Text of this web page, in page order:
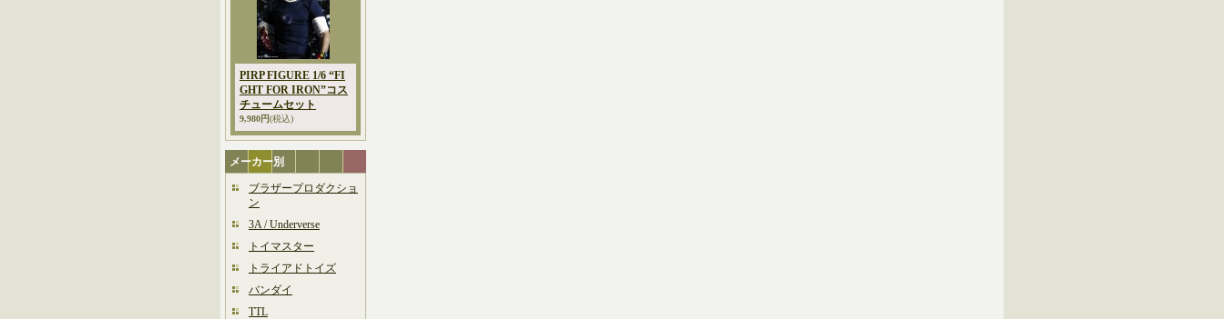
PIRP FIGURE 1/6 “FI
GHT FOR IRON”コス
チュームセット
9,980円(税込)
メーカー別
ブラザープロダクショ
ン
3A / Underverse
トイマスター
トライアドトイズ
バンダイ
TTL